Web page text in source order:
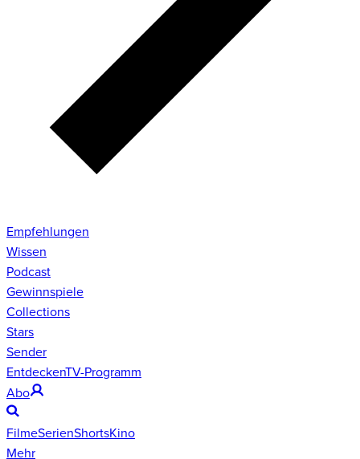
Empfehlungen
Wissen
Podcast
Gewinnspiele
Collections
Stars
Sender
EntdeckenTV-Programm
Abo
FilmeSerienShortsKino
Mehr